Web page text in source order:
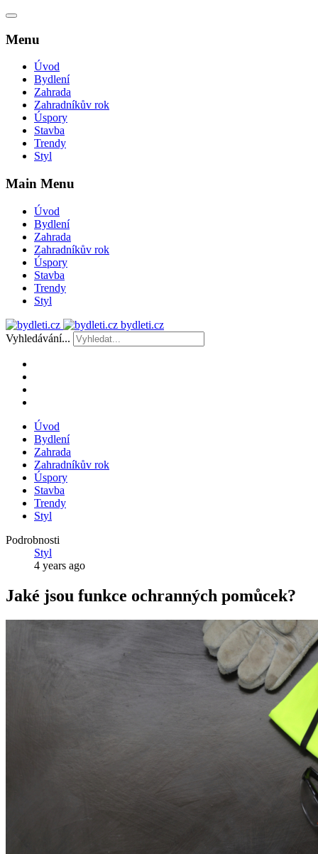
Menu
Úvod
Bydlení
Zahrada
Zahradníkův rok
Úspory
Stavba
Trendy
Styl
Main Menu
Úvod
Bydlení
Zahrada
Zahradníkův rok
Úspory
Stavba
Trendy
Styl
bydleti.cz
Vyhledávání...
Úvod
Bydlení
Zahrada
Zahradníkův rok
Úspory
Stavba
Trendy
Styl
Podrobnosti
Styl
4 years ago
Jaké jsou funkce ochranných pomůcek?